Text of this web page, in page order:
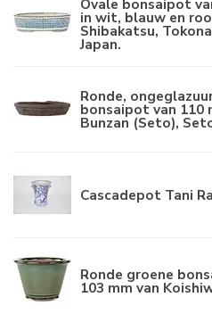
in wit, blauw en
Shibakatsu,
Japan.
Ronde,
bonsaipot van 110
Bunzan (Seto),
Cascadepot Tani
Ronde groene
103 mm van